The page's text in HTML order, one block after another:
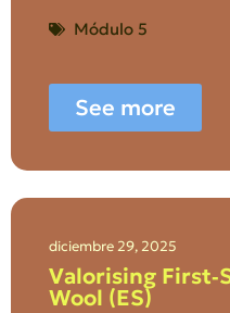
Módulo 5
See more
diciembre 29, 2025
Valorising
Wool (ES)